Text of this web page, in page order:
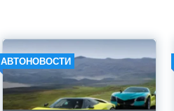
АВТОНОВОСТИ